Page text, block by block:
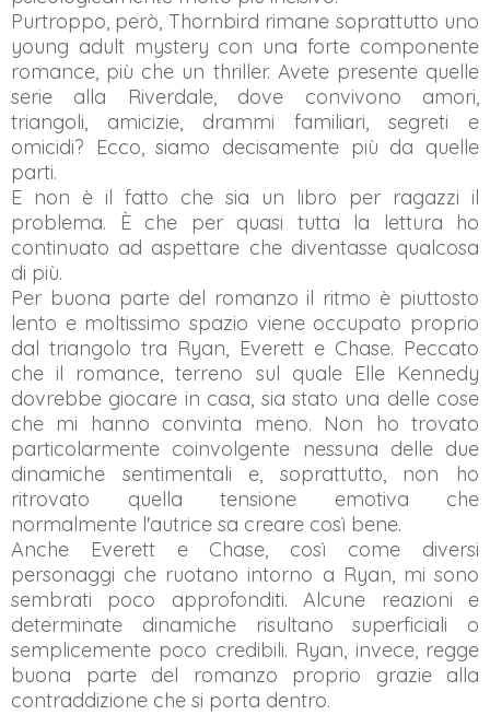
Purtroppo, però, Thornbird rimane soprattutto uno
young adult mystery con una forte componente
romance, più che un thriller. Avete presente quelle
serie alla Riverdale, dove convivono amori,
triangoli, amicizie, drammi familiari, segreti e
omicidi? Ecco, siamo decisamente più da quelle
parti.
E non è il fatto che sia un libro per ragazzi il
problema. È che per quasi tutta la lettura ho
continuato ad aspettare che diventasse qualcosa
di più.
Per buona parte del romanzo il ritmo è piuttosto
lento e moltissimo spazio viene occupato proprio
dal triangolo tra Ryan, Everett e Chase. Peccato
che il romance, terreno sul quale Elle Kennedy
dovrebbe giocare in casa, sia stato una delle cose
che mi hanno convinta meno. Non ho trovato
particolarmente coinvolgente nessuna delle due
dinamiche sentimentali e, soprattutto, non ho
ritrovato quella tensione emotiva che
normalmente l'autrice sa creare così bene.
Anche Everett e Chase, così come diversi
personaggi che ruotano intorno a Ryan, mi sono
sembrati poco approfonditi. Alcune reazioni e
determinate dinamiche risultano superficiali o
semplicemente poco credibili. Ryan, invece, regge
buona parte del romanzo proprio grazie alla
contraddizione che si porta dentro.